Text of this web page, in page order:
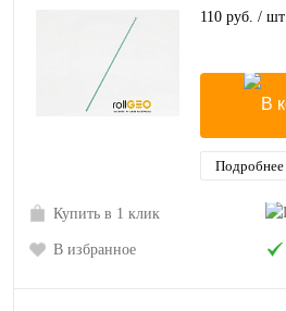
110 руб. / шт
Подробнее
Купить в 1 клик
В избранное